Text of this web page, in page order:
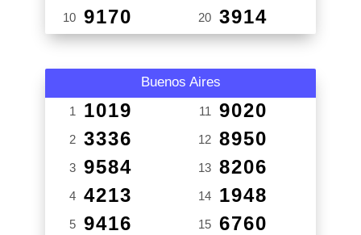
10 9170 20 3914
Buenos Aires
1 1019
2 3336
3 9584
4 4213
5 9416
11 9020
12 8950
13 8206
14 1948
15 6760